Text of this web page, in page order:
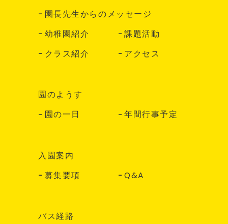
園長先生からのメッセージ
幼稚園紹介
課題活動
クラス紹介
アクセス
園のようす
園の一日
年間行事予定
入園案内
募集要項
Q&A
バス経路